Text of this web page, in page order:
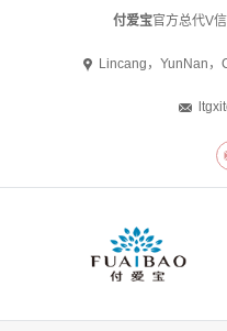
付爱宝官方总代V信
Lincang，YunNan，